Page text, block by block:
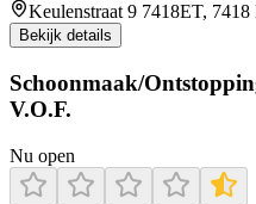
Keulenstraat 9 7418ET,
Bekijk details
Schoonmaak/
V.O.F.
Nu open